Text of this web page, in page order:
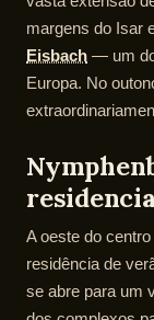
margens do Isar
Eisbach — um
Europa. No
A oeste do
residência de
se abre para um